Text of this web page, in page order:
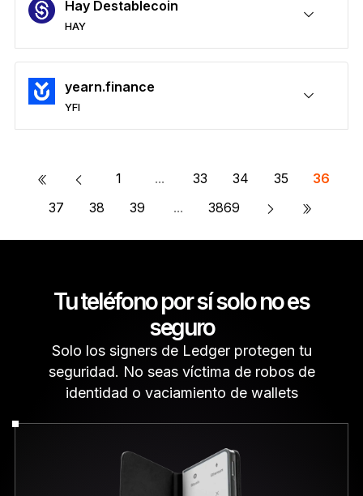
Hay Destablecoin
HAY
Enviar y recibir
Comprar
Permutar
Participar
Compatible con billeteras de terceros
Protege tus HAY
yearn.finance
YFI
Enviar y recibir
Comprar
Permutar
Participar
Compatible con billeteras de terceros
Protege tus YFI
« 1 ... 33 34 35
36
37
38 39 ... 3869 »
Tu teléfono por sí solo no es
seguro
Solo los signers de Ledger protegen tu
seguridad. No seas víctima de robos de
identidad o vaciamiento de wallets